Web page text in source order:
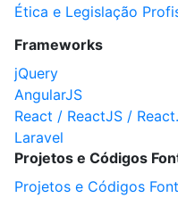
Ética e Legislação
Frameworks
jQuery
AngularJS
React / ReactJS /
Laravel
Projetos e Códigos
Projetos e Códigos